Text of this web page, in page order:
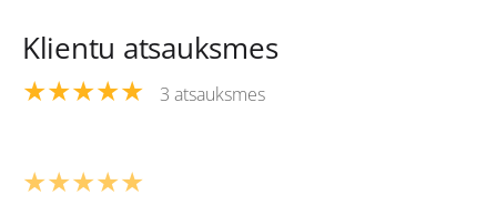
Klientu atsauksmes
★★★★★ 3 atsauksmes
★★★★★